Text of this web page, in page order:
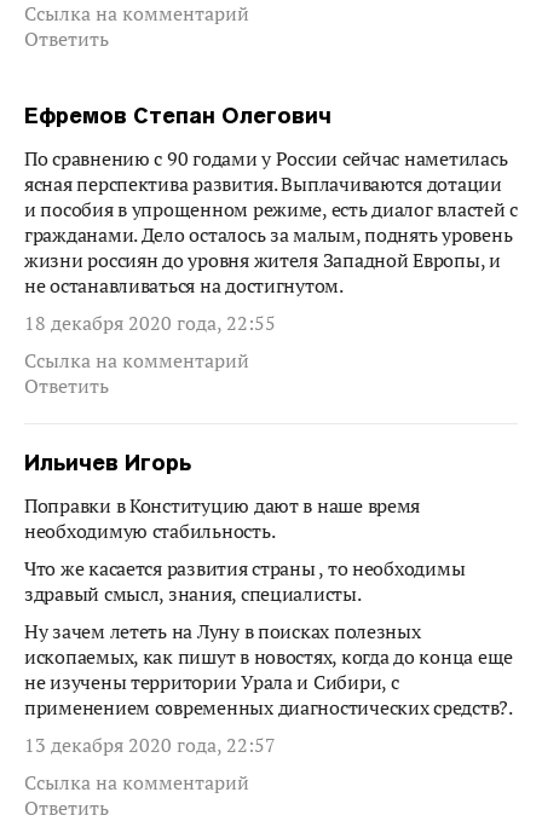
Ссылка на комментарий
Ответить
Ефремов Степан Олегович
По сравнению с 90 годами у России сейчас наметилась
ясная перспектива развития. Выплачиваются дотации
и пособия в упрощенном режиме, есть диалог властей с
гражданами. Дело осталось за малым, поднять уровень
жизни россиян до уровня жителя Западной Европы, и
не останавливаться на достигнутом.
18 декабря 2020 года, 22:55
Ссылка на комментарий
Ответить
Ильичев Игорь
Поправки в Конституцию дают в наше время
необходимую стабильность.
Что же касается развития страны , то необходимы
здравый смысл, знания, специалисты.
Ну зачем лететь на Луну в поисках полезных
ископаемых, как пишут в новостях, когда до конца еще
не изучены территории Урала и Сибири, с
применением современных диагностических средств?.
13 декабря 2020 года, 22:57
Ссылка на комментарий
Ответить